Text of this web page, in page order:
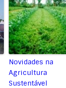
Novidades na
Agricultura
Sustentável